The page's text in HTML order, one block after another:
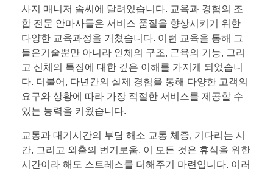
사지 매니저 솜씨에 달려있습니다. 교육과 경험의 조
합 전문 안마사들은 서비스 품질을 향상시키기 위한
다양한 교육과정을 거쳤습니다. 이런 교육을 통해 그
들은기술뿐만 아니라 인체의 구조, 근육의 기능, 그리
고 신체의 특징에 대한 깊은 이해를 가지게 되었습니
다. 더불어, 다년간의 실제 경험을 통해 다양한 고객의
요구와 상황에 따라 가장 적절한 서비스를 제공할 수
있는 능력을 키웠습니다.
교통과 대기시간의 부담 해소 교통 체증, 기다리는 시
간, 그리고 외출의 번거로움. 이 모든 것은 휴식을 위한
시간이라 해도 스트레스를 더해주기 마련입니다. 이러